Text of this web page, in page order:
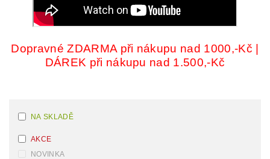
Dopravné ZDARMA při nákupu nad 1000,-Kč |
DÁREK při nákupu nad 1.500,-Kč
NA SKLADĚ
AKCE
NOVINKA